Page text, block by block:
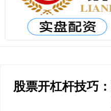
股票开杠杆技巧